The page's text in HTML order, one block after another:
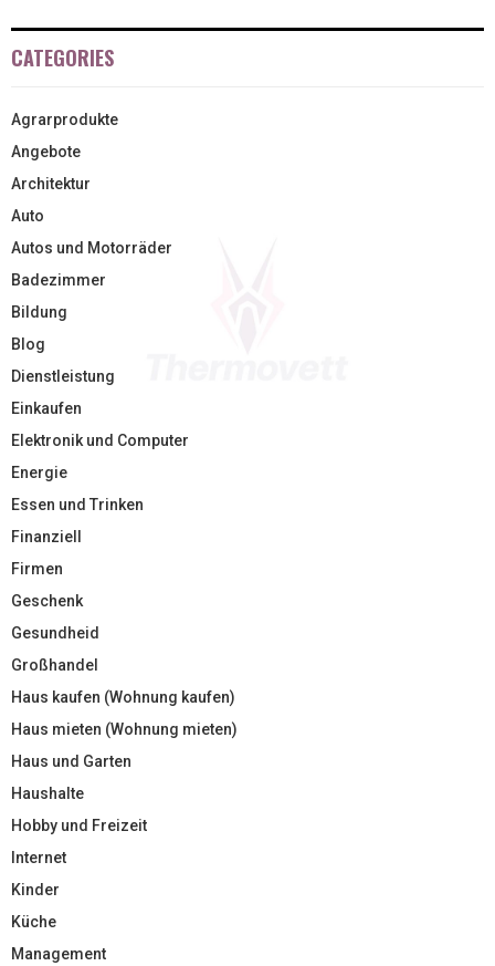
CATEGORIES
Agrarprodukte
Angebote
Architektur
Auto
Autos und Motorräder
Badezimmer
Bildung
Blog
Dienstleistung
Einkaufen
Elektronik und Computer
Energie
Essen und Trinken
Finanziell
Firmen
Geschenk
Gesundheid
Großhandel
Haus kaufen (Wohnung kaufen)
Haus mieten (Wohnung mieten)
Haus und Garten
Haushalte
Hobby und Freizeit
Internet
Kinder
Küche
Management